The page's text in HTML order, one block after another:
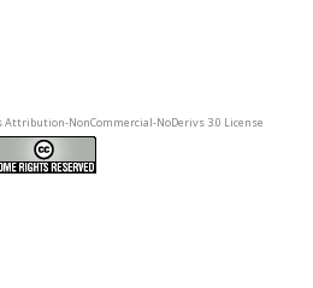
Attribution-NonCommercial-NoDerivs 3.0 License